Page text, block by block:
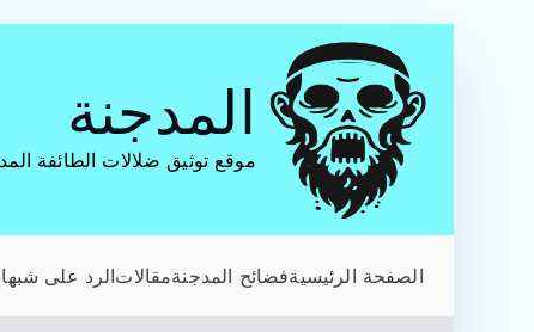
المحتوى
المدجنة
موقع توثيق ضلالات الطائفة
الصفحة الرئيسيةفضائح المدجنةمقالاتالرد على